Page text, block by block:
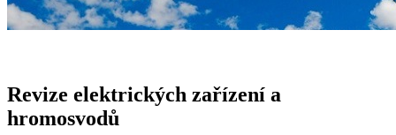
Revize elektrických zařízení a
hromosvodů